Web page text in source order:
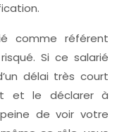
comme référent
Si ce salarié
délai très court
et le déclarer à
de voir votre